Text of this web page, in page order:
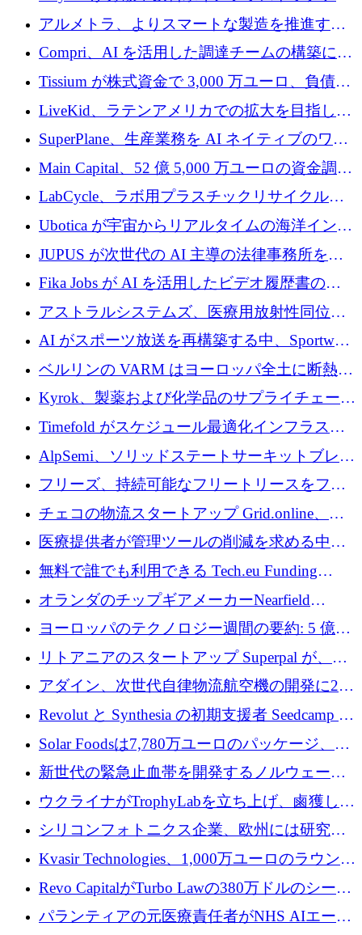
プラットフォームを拡張するために 242 万ユ
ーロを調達
アルメトラ、よりスマートな製造を推進する
ためにシリーズ A で 1,630 万ユーロを確保
Compri、AI を活用した調達チームの構築に
320 万ユーロを確保
Tissium が株式資金で 3,000 万ユーロ、負債で
3,000 万ユーロを調達
LiveKid、ラテンアメリカでの拡大を目指して
Aldea を買収
SuperPlane、生産業務を AI ネイティブのワー
クフロー層に変えるために 260 万ドルを確保
Main Capital、52 億 5,000 万ユーロの資金調達
でエンタープライズ ソフトウェアの開発を倍
LabCycle、ラボ用プラスチックリサイクルシ
ステムを商業化し、焼却廃棄物を削減するた
めに43万ポンドを確保
Ubotica が宇宙からリアルタイムの海洋インテ
リジェンスを拡張するために 1,100 万ドルを
JUPUS が次世代の AI 主導の法律事務所を強
化するために 1,300 万ユーロを調達
Fika Jobs が AI を活用したビデオ履歴書のた
めに 400 万ドルを調達
アストラルシステムズ、医療用放射性同位元
素の世界的な不足に対処するために2,300万ポ
ンドを調達
AI がスポーツ放送を再構築する中、Sportway
が 2,000 万ユーロを調達
ベルリンの VARM はヨーロッパ全土に断熱材
を拡張するために 1,750 万ユーロを投資
Kyrok、製薬および化学品のサプライチェーン
に AI を導入するために 310 万ユーロを確保
Timefold がスケジュール最適化インフラスト
ラクチャを拡張するためにシリーズ A で
1,300 万ドルを調達
AlpSemi、ソリッドステートサーキットブレー
カー技術の進歩のために1,700万ユーロを調達
フリーズ、持続可能なフリートリースをフラ
ンス全土に拡大するために1,300万ユーロを確
保
チェコの物流スタートアップ Grid.online、配
送量が 1 年で 10 倍に増加し、400 万ユーロの
医療提供者が管理ツールの削減を求める中、
a16z が Prosper AI を 3,000 万ドルで支援
無料で誰でも利用できる Tech.eu Funding
Explorer のご紹介
オランダのチップギアメーカーNearfield
Instrumentsが3億8,000万ドルを調達
ヨーロッパのテクノロジー週間の要約: 5 億
8,500 万ユーロを超える 60 以上のテクノロジ
ー資金調達取引
リトアニアのスタートアップ Superpal が、
Slack 内に構築された AI コワーカー プラット
フォームのために 50 万ユーロを調達
アダイン、次世代自律物流航空機の開発に250
万ユーロを確保
Revolut と Synthesia の初期支援者 Seedcamp が
3 億 2,000 万ドルを調達、米国に投資
Solar Foodsは7,780万ユーロのパッケージ、5
億ユーロの防衛および二重用途成長基金EDM
を開始、ヨーロッパのシリコンフォトニクス
に警告
新世代の緊急止血帯を開発するノルウェーの
スタートアップ企業を紹介する
ウクライナがTrophyLabを立ち上げ、鹵獲した
ロシア兵器を戦場の研究開発プラットフォー
ムに変える
シリコンフォトニクス企業、欧州には研究を
商業的に成功させるためのインフラが不足し
Kvasir Technologies、1,000万ユーロのラウンド
で成長を促進
Revo CapitalがTurbo Lawの380万ドルのシード
ラウンドを主導し、訴訟プラットフォームを
パランティアの元医療責任者がNHS AIエージ